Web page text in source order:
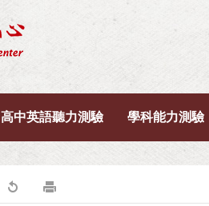
高中英語聽力測驗 學科能力測驗